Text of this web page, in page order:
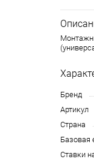
Бренд
Артикул
Страна
Базовая
Ставки